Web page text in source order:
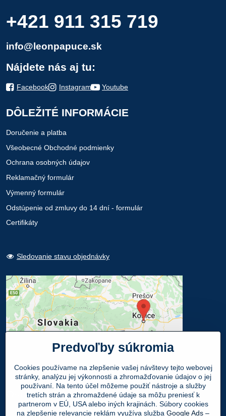
+421 911 315 719
info@leonpapuce.sk
Nájdete nás aj tu:
Facebook Instagram Youtube
DÔLEŽITÉ INFORMÁCIE
Doručenie a platba
Všeobecné Obchodné podmienky
Ochrana osobných údajov
Reklamačný formulár
Výmenný formulár
Odstúpenie od zmluvy do 14 dní - formulár
Certifikáty
Sledovanie stavu objednávky
Osobný odber
Navštívte našu predajňu - SHOWROOM
Predvoľby súkromia
Cookies používame na zlepšenie vašej návštevy tejto webovej
stránky, analýzu jej výkonnosti a zhromažďovanie údajov o jej
používaní. Na tento účel môžeme použiť nástroje a služby
tretích strán a zhromaždené údaje sa môžu preniesť k
partnerom v EÚ, USA alebo iných krajinách. Súbory cookies
na zlepšenie relevancie reklám využíva služba Google Ads –